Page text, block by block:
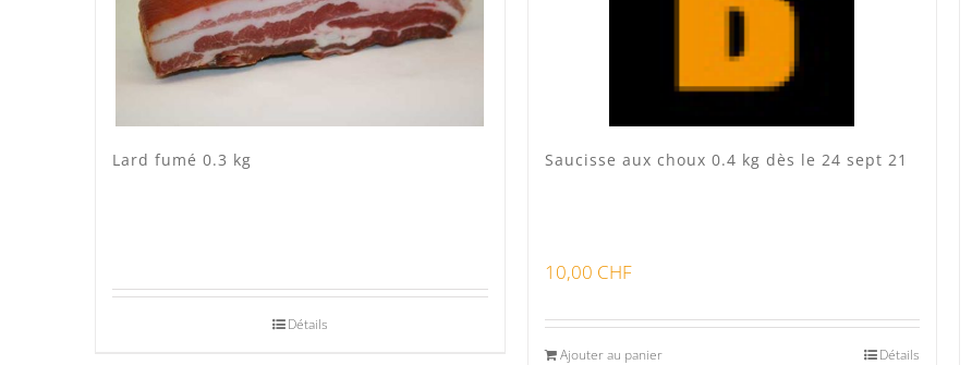
Lard fumé 0.3 kg
Détails
Saucisse aux choux 0.4 kg dès le 24 sept 21
10,00 CHF
Ajouter au panier Détails